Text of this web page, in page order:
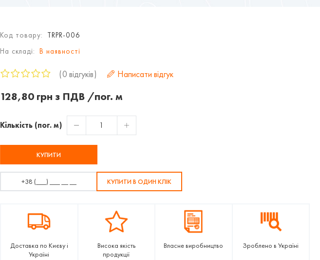
Код товару: TRPR-006
На складі: В наявності
0 відгуків Написати відгук
128,80 грн з ПДВ /пог. м
Кількість (пог. м)
КУПИТИ
КУПИТИ В ОДИН КЛІК
Доставка по Києву і
Україні
Висока якість
продукції
Власне виробництво Зроблено в Україні